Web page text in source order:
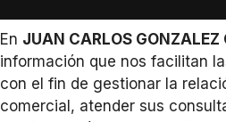
En JUAN CARLOS GONZALEZ
información que nos facilitan
con el fin de gestionar la
comercial, atender sus